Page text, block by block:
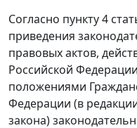
Согласно пункту 4
приведения
правовых актов,
Российской
положениями
Федерации (в
закона)